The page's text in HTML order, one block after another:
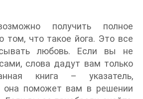
получить полное
том, что такое йога. Это все
любовь. Если вы не
слова дадут вам только
книга – указатель,
она поможет вам в решении